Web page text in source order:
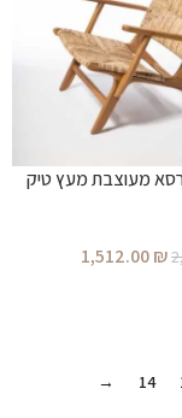
1,512.00₪
14
→